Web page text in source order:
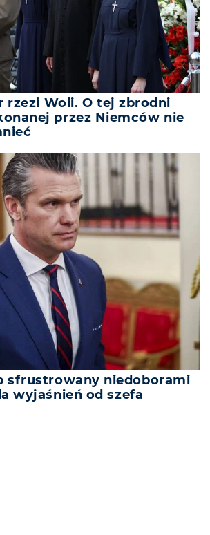
rzezi Woli. O tej zbrodni
przez Niemców nie
sfrustrowany niedoborami
wyjaśnień od szefa